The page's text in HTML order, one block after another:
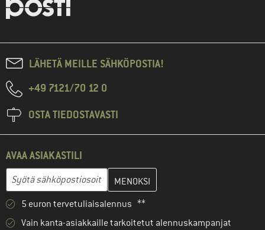
LÄHETÄ MEILLE SÄHKÖPOSTIA!
+49 7121/70 12 0
OSTA TIEDOSTAVASTI
AVAA ASIAKASTILI
Sähköpostiosoite
Anna sähköpostiosoitteesi ja luo seuraavassa vaiheessa
5 euron tervetuliaisalennus **
Vain kanta-asiakkaille tarkoitetut alennuskampanjat